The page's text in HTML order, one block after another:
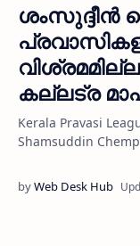
ശംസുദ്ദീന്‍
കല്ലട്ര
Kerala Pravasi
Shamsuddin